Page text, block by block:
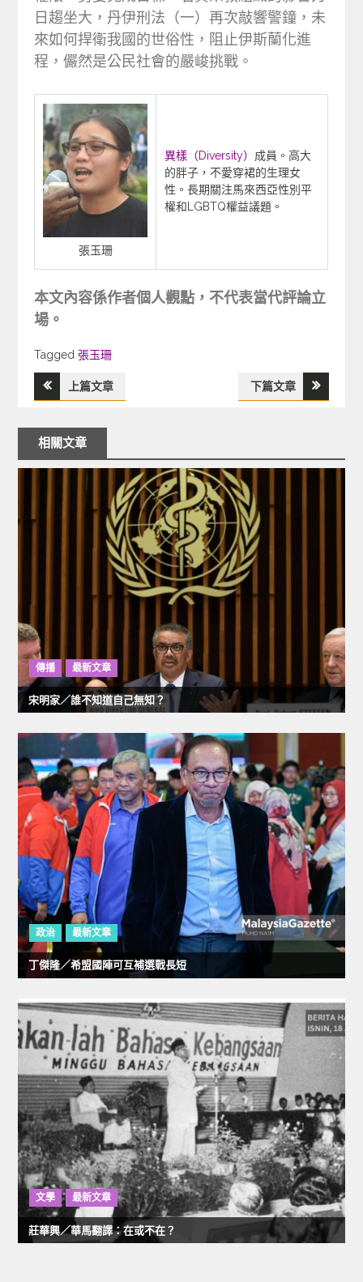
日趨坐大，丹伊刑法（一）再次敲響警鐘，未
來如何捍衛我國的世俗性，阻止伊斯蘭化進
程，儼然是公民社會的嚴峻挑戰。
張玉珊
異樣（Diversity） 成員。高大
的胖子，不愛穿裙的生理女
性。長期關注馬來西亞性別平
權和LGBTQ權益議題。
本文內容係作者個人觀點，不代表當代評論立
場。
Tagged
Tagged張玉珊
文
章
覽
上篇文章 下篇文章
相關文章
傳播 最新文章
宋明家／誰不知道自己無知？
政治 最新文章
丁傑隆／希盟國陣可互補選戰長短
文學 最新文章
莊華興／華馬翻譯：在或不在？